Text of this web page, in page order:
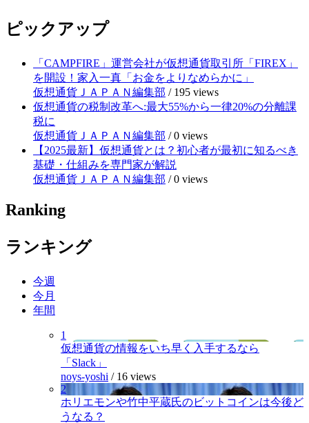
ピックアップ
「CAMPFIRE」運営会社が仮想通貨取引所「FIREX」
を開設！家入一真「お金をよりなめらかに」
仮想通貨ＪＡＰＡＮ編集部 / 195 views
仮想通貨の税制改革へ:最大55%から一律20%の分離課
税に
仮想通貨ＪＡＰＡＮ編集部 /0 views
【2025最新】仮想通貨とは？初心者が最初に知るべき
基礎・仕組みを専門家が解説
仮想通貨ＪＡＰＡＮ編集部 /0 views
Ranking
ランキング
今週
今月
年間
1
仮想通貨の情報をいち早く入手するなら
「Slack」
noys-yoshi / 16 views
2
ホリエモンや竹中平蔵氏のビットコインは今後ど
うなる？